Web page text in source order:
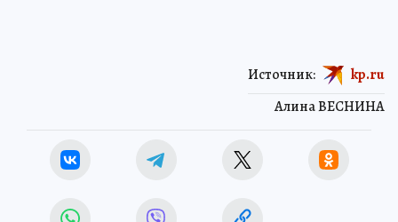
Алина ВЕСНИНА
Источник: kp.ru